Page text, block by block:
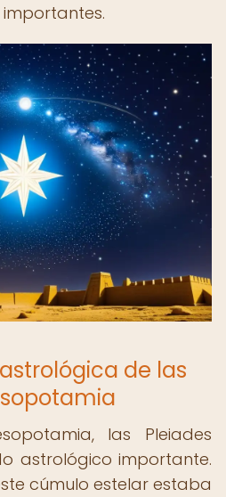
de las
las Pleiades
astrológico importante.
cúmulo estelar estaba